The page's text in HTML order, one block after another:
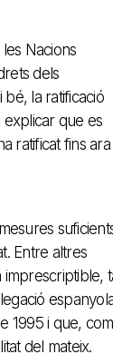
Nacions
dels
la ratificació
explicar que es
ratificat fins ara
Entre altres
1995 i que, com
del mateix.